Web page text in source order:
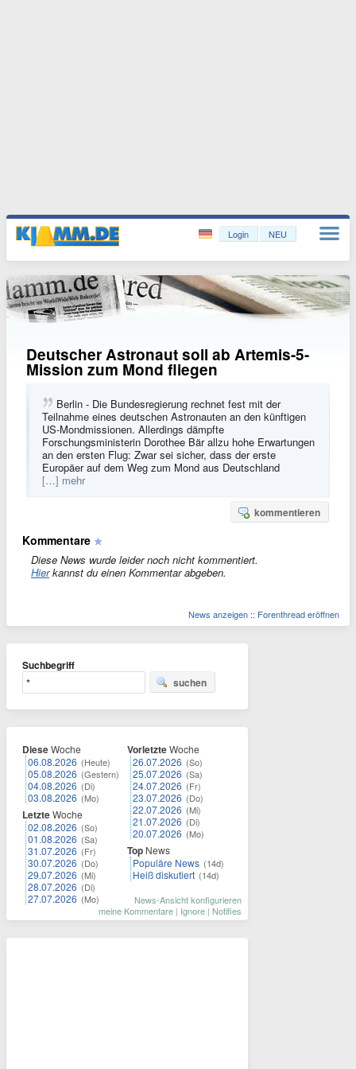
Login NEU
Deutscher Astronaut soll ab Artemis-5-
Mission zum Mond fliegen
Berlin - Die Bundesregierung rechnet fest mit der
Teilnahme eines deutschen Astronauten an den künftigen
US-Mondmissionen. Allerdings dämpfte
Forschungsministerin Dorothee Bär allzu hohe Erwartungen
an den ersten Flug: Zwar sei sicher, dass der erste
Europäer auf dem Weg zum Mond aus Deutschland
[…] mehr
kommentieren
Kommentare
Diese News wurde leider noch nicht kommentiert.
Hierkannst du einen Kommentar abgeben.
News anzeigen :: Forenthread eröffnen
Suchbegriff
suchen
DieseWoche
06.08.2026 (Heute)
05.08.2026 (Gestern)
04.08.2026 (Di)
03.08.2026 (Mo)
LetzteWoche
02.08.2026 (So)
01.08.2026 (Sa)
31.07.2026 (Fr)
30.07.2026 (Do)
29.07.2026 (Mi)
28.07.2026 (Di)
27.07.2026 (Mo)
VorletzteWoche
26.07.2026 (So)
25.07.2026 (Sa)
24.07.2026 (Fr)
23.07.2026 (Do)
22.07.2026 (Mi)
21.07.2026 (Di)
20.07.2026 (Mo)
Top News
Populäre News (14d)
Heiß diskutiert (14d)
News-Ansicht konfigurieren
meine Kommentare | Ignore | Notifies